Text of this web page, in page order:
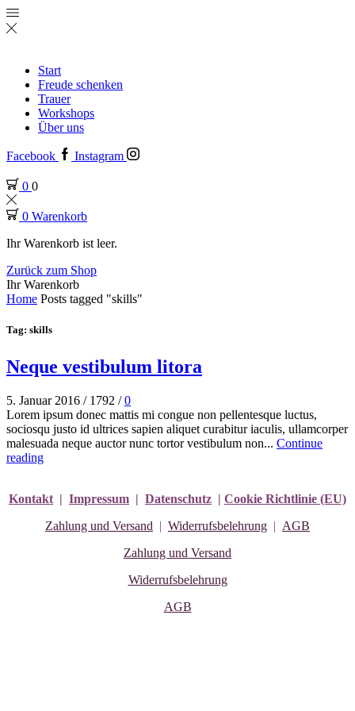
Start
Freude schenken
Trauer
Workshops
Über uns
Facebook Instagram
0 0
0 Warenkorb
Ihr Warenkorb ist leer.
Zurück zum Shop
Ihr Warenkorb
Home Posts tagged "skills"
Tag: skills
Neque vestibulum litora
5. Januar 2016 / 1792 / 0
Lorem ipsum donec mattis mi congue non pellentesque luctus,
sociosqu justo id ultrices sapien aliquet curabitur iaculis, ullamcorper
malesuada neque auctor nunc tortor vestibulum non... Continue
reading
Kontakt | Impressum | Datenschutz | Cookie Richtlinie (EU)
Zahlung und Versand | Widerrufsbelehrung | AGB
Zahlung und Versand
Widerrufsbelehrung
AGB